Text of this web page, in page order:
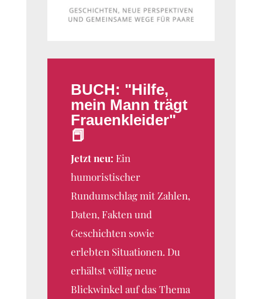
BUCH: "Hilfe,
mein Mann trägt
Frauenkleider"
📕
Jetzt neu: Ein
humoristischer
Rundumschlag mit Zahlen,
Daten, Fakten und
Geschichten sowie
erlebten Situationen. Du
erhältst völlig neue
Blickwinkel auf das Thema